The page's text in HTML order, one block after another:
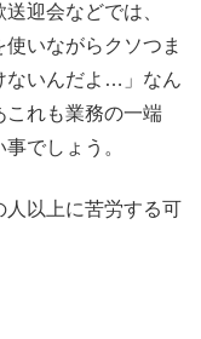
迎会などでは、
使いながらクソつま
ないんだよ…」なん
これも業務の一端
でしょう。
人以上に苦労する可